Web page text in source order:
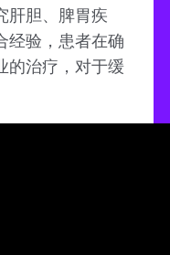
肝胆、脾胃疾
经验，患者在确
的治疗，对于缓